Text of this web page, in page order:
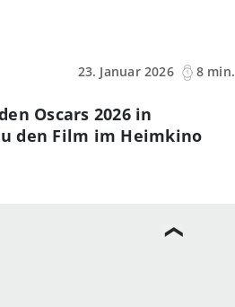
23. Januar 2026
8 min.
Oscars 2026 in
den Film im Heimkino